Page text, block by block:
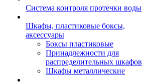
Система контроля протечки воды
Шкафы, пластиковые боксы,
аксессуары
Боксы пластиковые
Принадлежности для
распределительных шкафов
Шкафы металлические